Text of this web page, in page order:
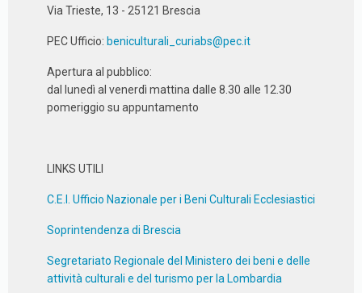
Via Trieste, 13 - 25121 Brescia
PEC Ufficio: beniculturali_curiabs@pec.it
Apertura al pubblico:
dal lunedì al venerdì mattina dalle 8.30 alle 12.30
pomeriggio su appuntamento
LINKS UTILI
C.E.I. Ufficio Nazionale per i Beni Culturali Ecclesiastici
Soprintendenza di Brescia
Segretariato Regionale del Ministero dei beni e delle
attività culturali e del turismo per la Lombardia